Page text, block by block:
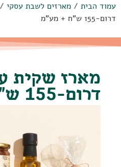
עמוד הבית / מארזים לשבת עסקי
דרום-155 ש"ח + מע"מ
מארז שקית
דרום-155 ש"ח + מע"מ